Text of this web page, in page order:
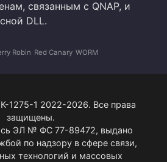
связанным с QNAP, и
DLL.
Robin Red Canary WORM
1275-1 2022-2026. Все права
защищены.
ЭЛ № ФС 77-89472, выдано
по надзору в сфере связи,
технологий и массовых